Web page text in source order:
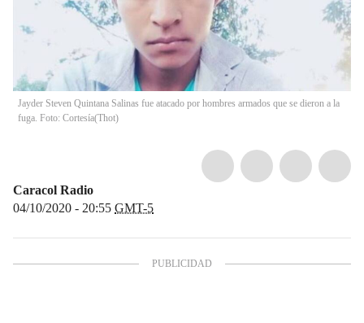
Jayder Steven Quintana Salinas fue atacado por hombres armados que se dieron a la
fuga. Foto: Cortesía(Thot)
Caracol Radio
04/10/2020 - 20:55 GMT-5